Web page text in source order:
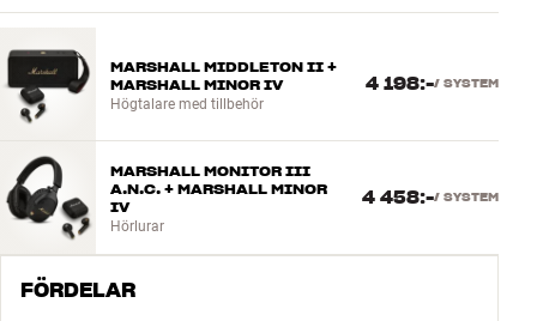
MARSHALL MIDDLETON II +
MARSHALL MINOR IV
Högtalare med tillbehör
4 198:-/ SYSTEM
MARSHALL MONITOR III
A.N.C. + MARSHALL MINOR
IV
Hörlurar
4 458:-/ SYSTEM
FÖRDELAR